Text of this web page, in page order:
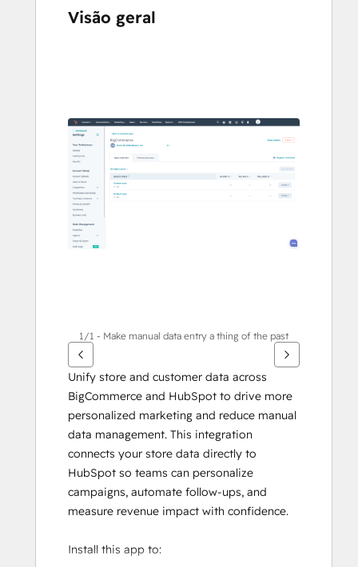
Visão geral
ver
outros
itens
1/1 - Make manual data entry a thing of the past
Unify store and customer data across
BigCommerce and HubSpot to drive more
personalized marketing and reduce manual
data management. This integration
connects your store data directly to
HubSpot so teams can personalize
campaigns, automate follow-ups, and
measure revenue impact with confidence.
Install this app to: